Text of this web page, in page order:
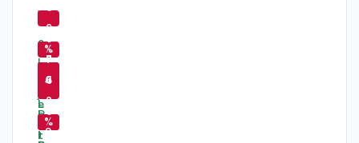
0
2
%
-
%
6
4
%
7
0
%
8
9
%
-
6
2
%